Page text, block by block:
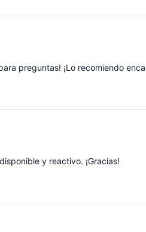
preguntas! ¡Lo recomiendo
y reactivo. ¡Gracias!